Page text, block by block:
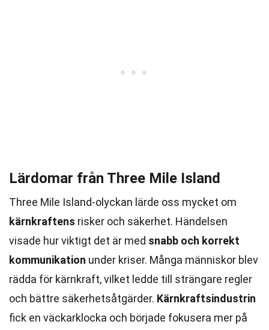
Lärdomar från Three Mile Island
Three Mile Island-olyckan lärde oss mycket om
kärnkraftens risker och säkerhet. Händelsen
visade hur viktigt det är med snabb och korrekt
kommunikation under kriser. Många människor blev
rädda för kärnkraft, vilket ledde till strängare regler
och bättre säkerhetsåtgärder. Kärnkraftsindustrin
fick en väckarklocka och började fokusera mer på